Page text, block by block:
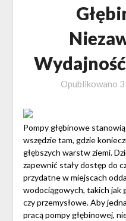
Opublikowano
Pompy głębinowe
wszędzie tam, gdzie
głębszych warstw ziemi.
zapewnić stały dostęp do
przydatne w miejscach
wodociągowych, takich jak
czy przemysłowe. Aby
pracą pompy głębinowej,